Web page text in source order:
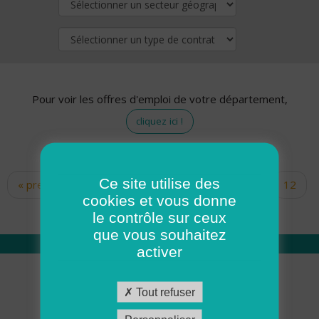
Pour voir les offres d'emploi de votre département,
cliquez ici !
Pages
« premier ‹ précédent … 10
12
14 15 16 17
Qui sommes nous
Académie ADMR
Ce site utilise des
cookies et vous donne
le contrôle sur ceux
que vous souhaitez
activer
Tout refuser